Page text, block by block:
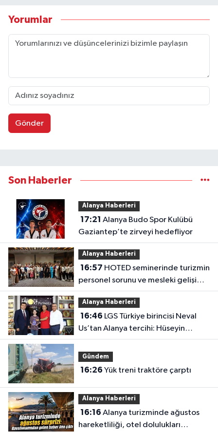
Yorumlar
Gönder
Son Haberler
Alanya Haberleri
17:21
Gaziantep’te zirveyi hedefliyor
Alanya Haberleri
16:57
personel sorunu ve mesleki gelişim
masaya yatırıldı
Alanya Haberleri
16:46
Us’tan Alanya tercihi: Hüseyin
Girenes’ten ödül
Gündem
16:26 Yük treni traktöre çarptı
Alanya Haberleri
16:16
hareketliliği, otel dolulukları